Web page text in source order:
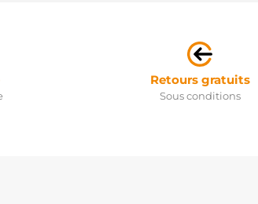
Retours gratuits
Sous conditions